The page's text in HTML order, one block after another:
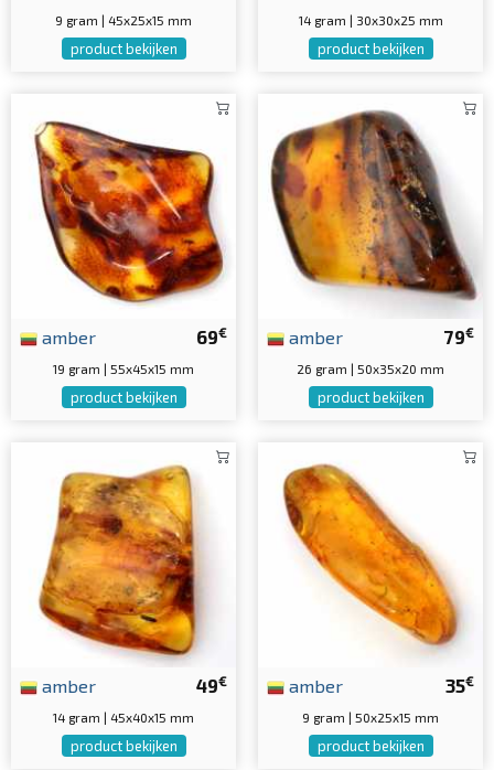
9 gram | 45x25x15 mm
product bekijken
14 gram | 30x30x25 mm
product bekijken
69€
amber
19 gram | 55x45x15 mm
product bekijken
79€
amber
26 gram | 50x35x20 mm
product bekijken
49€
amber
14 gram | 45x40x15 mm
product bekijken
35€
amber
9 gram | 50x25x15 mm
product bekijken